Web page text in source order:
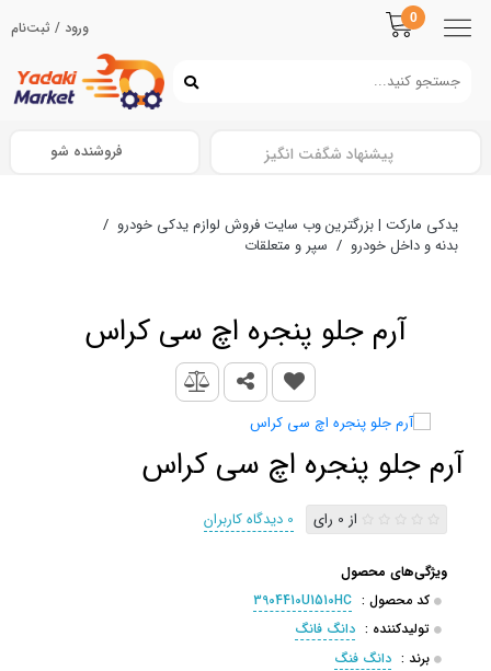
0 ورود / ثبت‌نام
پیشنهاد شگفت انگیز فروشنده شو
یدکی مارکت | بزرگترین وب سایت فروش لوازم یدکی خودرو /
بدنه و داخل خودرو / سپر و متعلقات
آرم جلو پنجره اچ سی کراس
آرم جلو پنجره اچ سی کراس
از 0 رای 0 دیدگاه کاربران
ویژگی‌های محصول
کد محصول : 3904410U1510HC
تولیدکننده : دانگ فانگ
برند : دانگ فنگ